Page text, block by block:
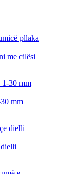
me cilësi
mm